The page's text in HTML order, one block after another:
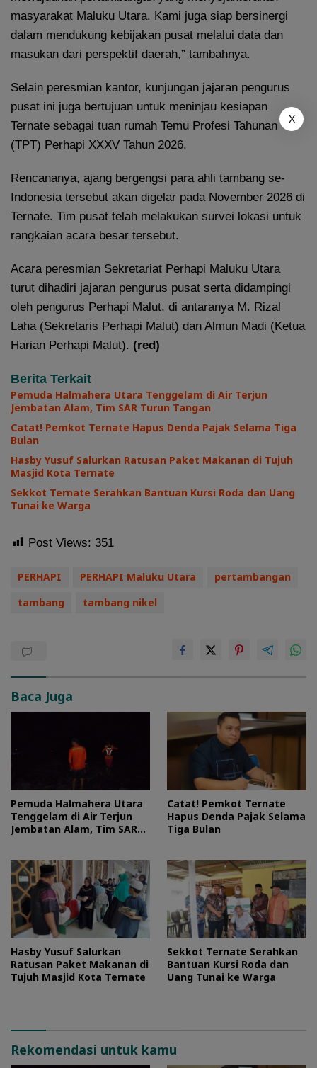
masyarakat Maluku Utara. Kami juga siap bersinergi
dalam mendukung kebijakan pusat melalui data dan
masukan dari perspektif daerah,” tambahnya.
Selain peresmian kantor, kunjungan jajaran pengurus
pusat ini juga bertujuan untuk meninjau kesiapan
Ternate sebagai tuan rumah Temu Profesi Tahunan
(TPT) Perhapi XXXV Tahun 2026.
Rencananya, ajang bergengsi para ahli tambang se-
Indonesia tersebut akan digelar pada November 2026 di
Ternate. Tim pusat telah melakukan survei lokasi untuk
rangkaian acara besar tersebut.
Acara peresmian Sekretariat Perhapi Maluku Utara
turut dihadiri jajaran pengurus pusat serta didampingi
oleh pengurus Perhapi Malut, di antaranya M. Rizal
Laha (Sekretaris Perhapi Malut) dan Almun Madi (Ketua
Harian Perhapi Malut). (red)
Berita Terkait
Pemuda Halmahera Utara Tenggelam di Air Terjun
Jembatan Alam, Tim SAR Turun Tangan
Catat! Pemkot Ternate Hapus Denda Pajak Selama Tiga
Bulan
Hasby Yusuf Salurkan Ratusan Paket Makanan di Tujuh
Masjid Kota Ternate
Sekkot Ternate Serahkan Bantuan Kursi Roda dan Uang
Tunai ke Warga
Post Views: 351
PERHAPI PERHAPI Maluku Utara
pertambangan
tambang
tambang nikel
Baca Juga
Pemuda Halmahera Utara
Tenggelam di Air Terjun
Jembatan Alam, Tim SAR
Catat! Pemkot Ternate
Hapus Denda Pajak Selama
Tiga Bulan
Hasby Yusuf Salurkan
Ratusan Paket Makanan di
Tujuh Masjid Kota Ternate
Sekkot Ternate Serahkan
Bantuan Kursi Roda dan
Uang Tunai ke Warga
Rekomendasi untuk kamu
X